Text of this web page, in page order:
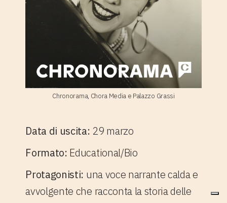
Chronorama, Chora Media e Palazzo Grassi
Data di uscita: 29 marzo
Formato: Educational/Bio
Protagonisti: una voce narrante calda e
avvolgente che racconta la storia delle